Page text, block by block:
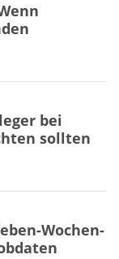
bei
sollten
Wochen-